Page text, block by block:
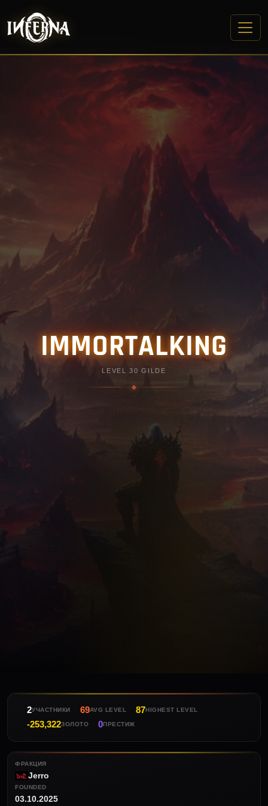
IMMORTALKING
LEVEL 30 GILDE
2УЧАСТНИКИ 69AVG LEVEL 87HIGHEST LEVEL
-253,322ЗОЛОТО 0ПРЕСТИЖ
ФРАКЦИЯ
Jerro
FOUNDED
03.10.2025